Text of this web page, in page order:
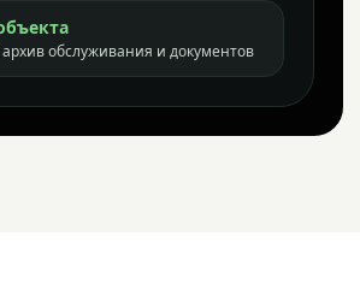
обслуживания и документов